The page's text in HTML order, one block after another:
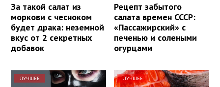
За такой салат из
моркови с чесноком
будет драка: неземной
вкус от 2 секретных
добавок
Рецепт забытого
салата времен СССР:
«Пассажирский» с
печенью и солеными
огурцами
ЛУЧШЕЕ ЛУЧШЕЕ